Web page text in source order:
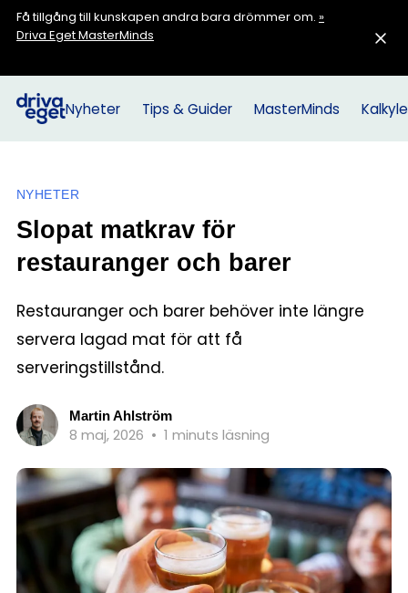
Få tillgång till kunskapen andra bara drömmer om. »
Driva Eget MasterMinds
Nyheter Tips & Guider MasterMinds
NYHETER
Slopat matkrav för
restauranger och barer
Restauranger och barer behöver inte längre
servera lagad mat för att få
serveringstillstånd.
Martin Ahlström
8 maj, 2026 • 1 minuts läsning